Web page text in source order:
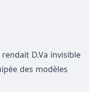
D.Va invisible
des modèles